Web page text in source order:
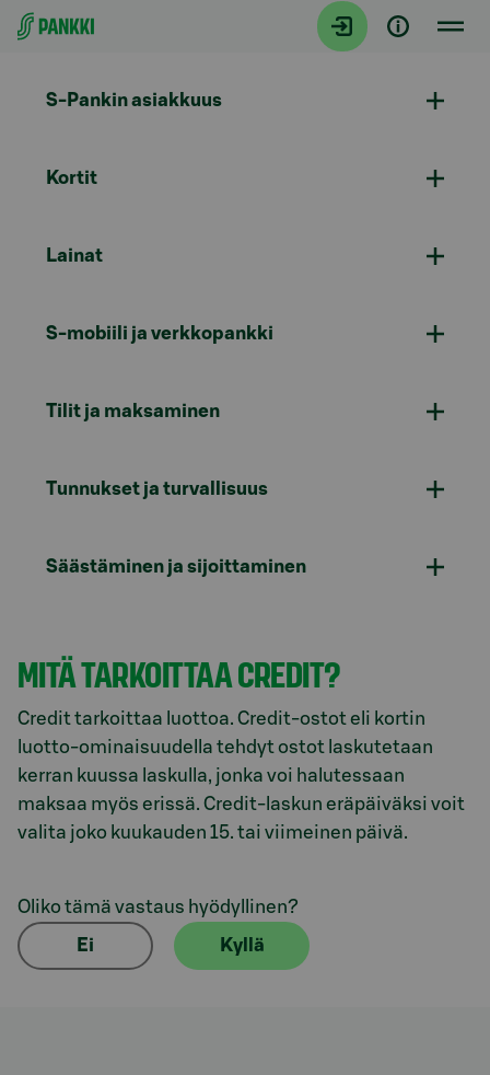
Siirry suoraan sisältöön
S-Pankin asiakkuus
Kortit
Lainat
S-mobiili ja verkkopankki
Tilit ja maksaminen
Tunnukset ja turvallisuus
Säästäminen ja sijoittaminen
MITÄ TARKOITTAA CREDIT?
Credit tarkoittaa luottoa. Credit-ostot eli kortin
luotto-ominaisuudella tehdyt ostot laskutetaan
kerran kuussa laskulla, jonka voi halutessaan
maksaa myös erissä. Credit-laskun eräpäiväksi voit
valita joko kuukauden 15. tai viimeinen päivä.
Oliko tämä vastaus hyödyllinen?
Ei Kyllä